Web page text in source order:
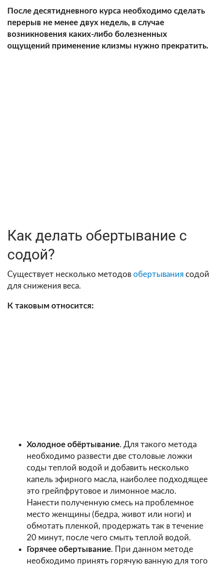
После десятидневного курса необходимо сделать
перерыв не менее двух недель, в случае
возникновения каких-либо болезненных
ощущений применение клизмы нужно прекратить.
Как делать обертывание с
содой?
Существует несколько методов обертывания содой
для снижения веса.
К таковым относится:
Холодное обёртывание. Для такого метода
необходимо развести две столовые ложки
соды теплой водой и добавить несколько
капель эфирного масла, наиболее подходящее
это грейпфрутовое и лимонное масло.
Нанести полученную смесь на проблемное
место женщины (бедра, живот или ноги) и
обмотать пленкой, продержать так в течение
20 минут, после чего смыть теплой водой.
Горячее обертывание. При данном методе
необходимо принять горячую ванную для того